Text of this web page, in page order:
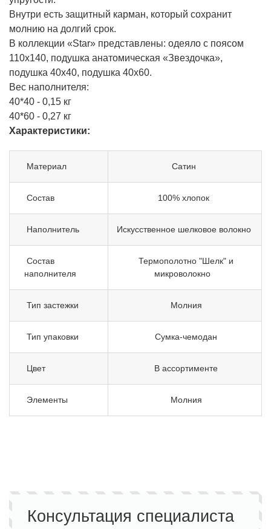
Внутри есть защитный карман, который сохранит
молнию на долгий срок.
В коллекции «Star» представлены: одеяло с поясом
110х140, подушка анатомическая «Звездочка»,
подушка 40х40, подушка 40х60.
Вес наполнителя:
40*40 - 0,15 кг
40*60 - 0,27 кг
Характеристики:
Материал Сатин
Состав 100% хлопок
Наполнитель Искусственное шелковое волокно
Состав
наполнителя
Термополотно "Шелк" и
микроволокно
Тип застежки Молния
Тип упаковки Сумка-чемодан
Цвет В ассортименте
Элементы Молния
Консультация специалиста